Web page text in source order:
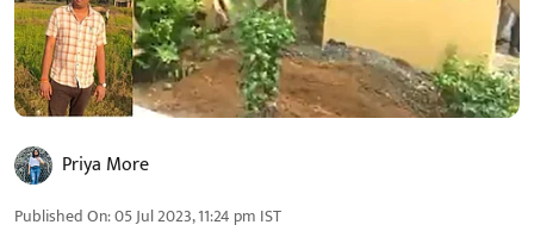
Priya More
Published On:05 Jul 2023, 11:24 pm IST